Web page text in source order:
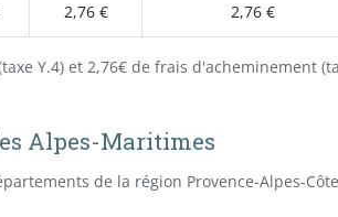
2,76 € 2,76 €
Y.4) et 2,76€ de frais d'acheminement
Alpes-Maritimes
de la région Provence-Alpes-Côte